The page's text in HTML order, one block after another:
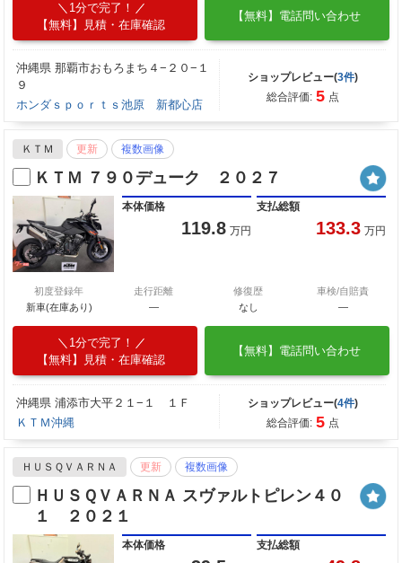
1分で完了！
【無料】見積・在庫確認
【無料】電話問い合わせ
沖縄県 那覇市おもろまち４−２０−１
９
ホンダｓｐｏｒｔｓ池原 新都心店
ショップレビュー(3件)
総合評価: 5 点
ＫＴＭ 更新 複数画像
ＫＴＭ ７９０デューク ２０２７
本体価格
119.8 万円
支払総額
133.3 万円
初度登録年
新車(在庫あり)
走行距離
―
修復歴
なし
車検/自賠責
―
1分で完了！
【無料】見積・在庫確認
【無料】電話問い合わせ
沖縄県 浦添市大平２１−１ １Ｆ
ＫＴＭ沖縄
ショップレビュー(4件)
総合評価: 5 点
ＨＵＳＱＶＡＲＮＡ 更新 複数画像
ＨＵＳＱＶＡＲＮＡ スヴァルトピレン４０
１ ２０２１
本体価格 支払総額